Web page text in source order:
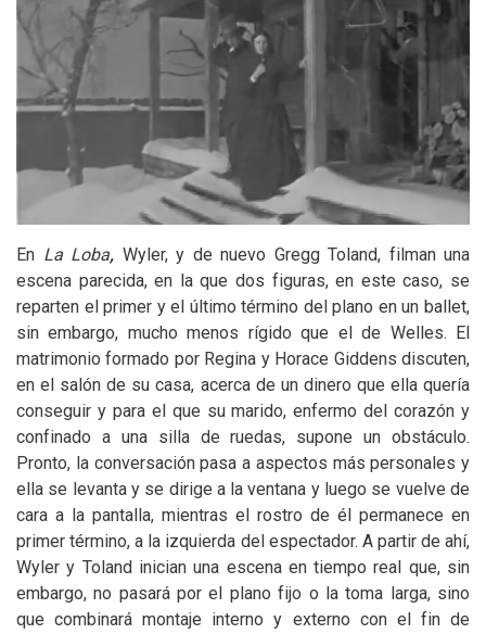
En La Loba, Wyler, y de nuevo Gregg Toland, filman una
escena parecida, en la que dos figuras, en este caso, se
reparten el primer y el último término del plano en un ballet,
sin embargo, mucho menos rígido que el de Welles. El
matrimonio formado por Regina y Horace Giddens discuten,
en el salón de su casa, acerca de un dinero que ella quería
conseguir y para el que su marido, enfermo del corazón y
confinado a una silla de ruedas, supone un obstáculo.
Pronto, la conversación pasa a aspectos más personales y
ella se levanta y se dirige a la ventana y luego se vuelve de
cara a la pantalla, mientras el rostro de él permanece en
primer término, a la izquierda del espectador. A partir de ahí,
Wyler y Toland inician una escena en tiempo real que, sin
embargo, no pasará por el plano fijo o la toma larga, sino
que combinará montaje interno y externo con el fin de